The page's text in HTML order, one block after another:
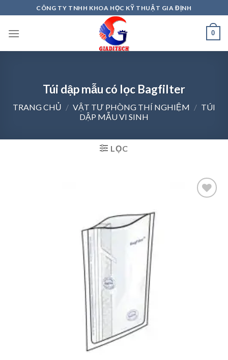
to
content
CÔNG TY TNHH KHOA HỌC KỸ THUẬT GIA ĐỊNH
0
Túi dập mẫu có lọc Bagfilter
TRANG CHỦ / VẬT TƯ PHÒNG THÍ NGHIỆM / TÚI
DẬP MẪU VI SINH
LỌC